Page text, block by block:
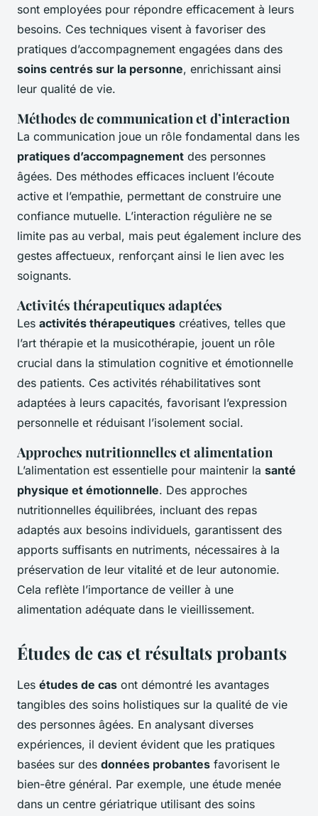
sont employées pour répondre efficacement à leurs
besoins. Ces techniques visent à favoriser des
pratiques d’accompagnement engagées dans des
soins centrés sur la personne, enrichissant ainsi
leur qualité de vie.
Méthodes de communication et d’interaction
La communication joue un rôle fondamental dans les
pratiques d’accompagnement des personnes
âgées. Des méthodes efficaces incluent l’écoute
active et l’empathie, permettant de construire une
confiance mutuelle. L’interaction régulière ne se
limite pas au verbal, mais peut également inclure des
gestes affectueux, renforçant ainsi le lien avec les
soignants.
Activités thérapeutiques adaptées
Les activités thérapeutiques créatives, telles que
l’art thérapie et la musicothérapie, jouent un rôle
crucial dans la stimulation cognitive et émotionnelle
des patients. Ces activités réhabilitatives sont
adaptées à leurs capacités, favorisant l’expression
personnelle et réduisant l’isolement social.
Approches nutritionnelles et alimentation
L’alimentation est essentielle pour maintenir la santé
physique et émotionnelle. Des approches
nutritionnelles équilibrées, incluant des repas
adaptés aux besoins individuels, garantissent des
apports suffisants en nutriments, nécessaires à la
préservation de leur vitalité et de leur autonomie.
Cela reflète l’importance de veiller à une
alimentation adéquate dans le vieillissement.
Études de cas et résultats probants
Les études de cas ont démontré les avantages
tangibles des soins holistiques sur la qualité de vie
des personnes âgées. En analysant diverses
expériences, il devient évident que les pratiques
basées sur des données probantes favorisent le
bien-être général. Par exemple, une étude menée
dans un centre gériatrique utilisant des soins